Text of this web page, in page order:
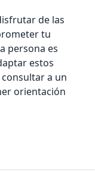
de las
tu
persona es
estos
a un
orientación